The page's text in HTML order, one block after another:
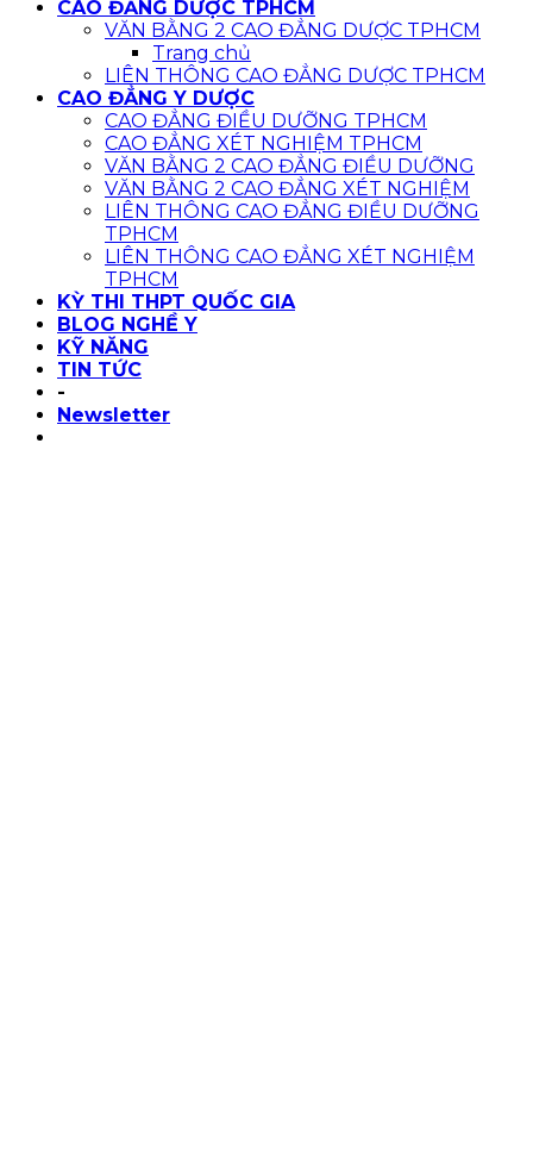
CAO ĐẲNG DƯỢC TPHCM
VĂN BẰNG 2 CAO ĐẲNG DƯỢC TPHCM
Trang chủ
LIÊN THÔNG CAO ĐẲNG DƯỢC TPHCM
CAO ĐẲNG Y DƯỢC
CAO ĐẲNG ĐIỀU DƯỠNG TPHCM
CAO ĐẲNG XÉT NGHIỆM TPHCM
VĂN BẰNG 2 CAO ĐẲNG ĐIỀU DƯỠNG
VĂN BẰNG 2 CAO ĐẲNG XÉT NGHIỆM
LIÊN THÔNG CAO ĐẲNG ĐIỀU DƯỠNG
TPHCM
LIÊN THÔNG CAO ĐẲNG XÉT NGHIỆM
TPHCM
KỲ THI THPT QUỐC GIA
BLOG NGHỀ Y
KỸ NĂNG
TIN TỨC
-
Newsletter